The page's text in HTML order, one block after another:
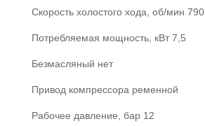
Скорость холостого хода, об/мин 790
Потребляемая мощность, кВт 7,5
Безмасляный нет
Привод компрессора ременной
Рабочее давление, бар 12